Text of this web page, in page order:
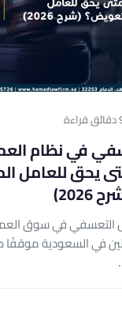
في نظام
يحق للعامل
التعسفي في سوق
في السعودية موقفًا